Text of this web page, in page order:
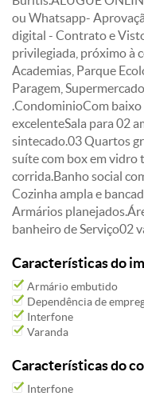
ou Whatsapp-
digital - Contrato e
privilegiada, próximo à
Academias, Parque
Paragem,
.CondominioCom
excelenteSala para 02
sintecado.03 Quartos
suíte com box em vidro
corrida.Banho social
Cozinha ampla e
Armários
banheiro de Serviço02
Características do
Armário embutido
Dependência de
Interfone
Varanda
Características do
Interfone